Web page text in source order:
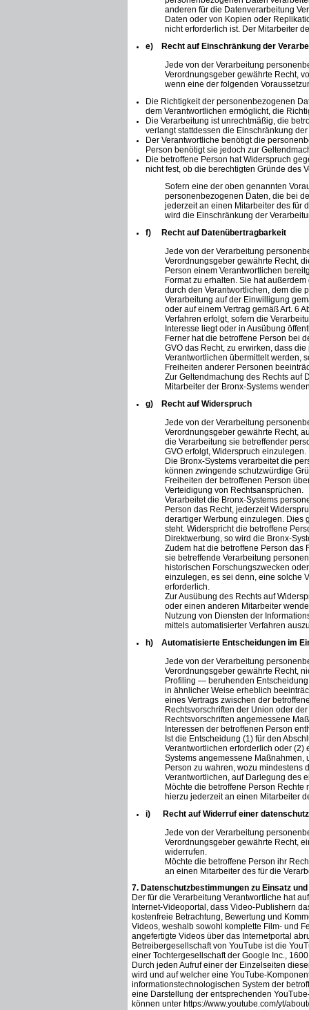
anderen für die Datenverarbeitung
Daten oder von Kopien oder
nicht erforderlich ist. Der Mitarbeiter
e) Recht auf Einschränkung der
Jede von der Verarbeitung
Verordnungsgeber gewährte Recht,
wenn eine der folgenden
Die Richtigkeit der personenbezogenen
dem Verantwortlichen ermöglicht, die
Die Verarbeitung ist unrechtmäßig, die
verlangt stattdessen die Einschränkung
Der Verantwortliche benötigt die
Person benötigt sie jedoch zur
Die betroffene Person hat Widerspruch
nicht fest, ob die berechtigten Gründe des
Sofern eine der oben genannten
personenbezogenen Daten, die bei
jederzeit an einen Mitarbeiter des für
wird die Einschränkung der
f) Recht auf Datenübertragbarkeit
Jede von der Verarbeitung
Verordnungsgeber gewährte Recht,
Person einem Verantwortlichen
Format zu erhalten. Sie hat
durch den Verantwortlichen, dem die
Verarbeitung auf der Einwilligung
oder auf einem Vertrag gemäß Art. 6
Verfahren erfolgt, sofern die
Interesse liegt oder in Ausübung
Ferner hat die betroffene Person bei
GVO das Recht, zu erwirken, dass
Verantwortlichen übermittelt werden,
Freiheiten anderer Personen
Zur Geltendmachung des Rechts auf
Mitarbeiter der Bronx-Systems
g) Recht auf Widerspruch
Jede von der Verarbeitung
Verordnungsgeber gewährte Recht,
die Verarbeitung sie betreffender
GVO erfolgt, Widerspruch
Die Bronx-Systems verarbeitet die
können zwingende schutzwürdige
Freiheiten der betroffenen Person
Verteidigung von Rechtsansprüchen.
Verarbeitet die Bronx-Systems
Person das Recht, jederzeit
derartiger Werbung einzulegen. Dies
steht. Widerspricht die betroffene
Direktwerbung, so wird die Bronx-
Zudem hat die betroffene Person das
sie betreffende Verarbeitung
historischen Forschungszwecken
einzulegen, es sei denn, eine solche
erforderlich.
Zur Ausübung des Rechts auf
oder einen anderen Mitarbeiter
Nutzung von Diensten der
mittels automatisierter Verfahren
h) Automatisierte Entscheidungen im
Jede von der Verarbeitung
Verordnungsgeber gewährte Recht,
Profiling — beruhenden
in ähnlicher Weise erheblich
eines Vertrags zwischen der
Rechtsvorschriften der Union oder
Rechtsvorschriften angemessene
Interessen der betroffenen Person
Ist die Entscheidung (1) für den
Verantwortlichen erforderlich oder (2)
Systems angemessene Maßnahmen,
Person zu wahren, wozu mindestens
Verantwortlichen, auf Darlegung des
Möchte die betroffene Person
hierzu jederzeit an einen Mitarbeiter
i) Recht auf Widerruf einer
Jede von der Verarbeitung
Verordnungsgeber gewährte Recht,
widerrufen.
Möchte die betroffene Person ihr
an einen Mitarbeiter des für die
7. Datenschutzbestimmungen zu Einsatz und
Der für die Verarbeitung Verantwortliche hat
Internet-Videoportal, dass Video-Publishern
kostenfreie Betrachtung, Bewertung und
Videos, weshalb sowohl komplette Film- und
angefertigte Videos über das Internetportal
Betreibergesellschaft von YouTube ist die
einer Tochtergesellschaft der Google Inc.,
Durch jeden Aufruf einer der Einzelseiten
wird und auf welcher eine YouTube-
informationstechnologischen System der
eine Darstellung der entsprechenden
können unter https://www.youtube.com/yt/